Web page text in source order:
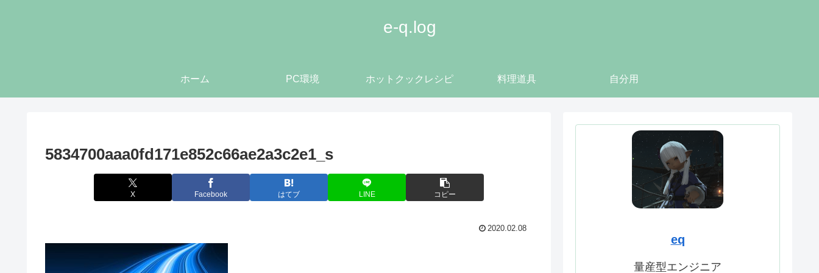
e-q.log
ホーム PC環境 ホットクックレシピ 料理道具 自分用
5834700aaa0fd171e852c66ae2a3c2e1_s
X Facebook はてブ LINE コピー
2020.02.08
eq
量産型エンジニア